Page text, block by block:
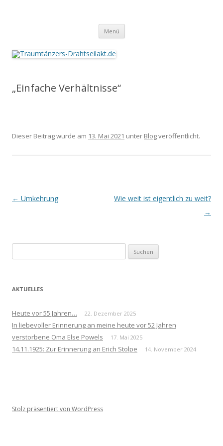
Menü Springe
Inhalt
„Einfache Verhältnisse“
Dieser Beitrag wurde am 13. Mai 2021 unter Blogveröffentlicht.
Beitrags-
← Umkehrung
Wie weit ist eigentlich zu weit?
→
nach:
AKTUELLES
Heute vor 55 Jahren… 22. Dezember 2025
In liebevoller Erinnerung an meine heute vor 52 Jahren
verstorbene Oma Else Powels
17. Mai 2025
14.11.1925: Zur Erinnerung an Erich Stolpe 14. November 2024
Stolz präsentiert von WordPress